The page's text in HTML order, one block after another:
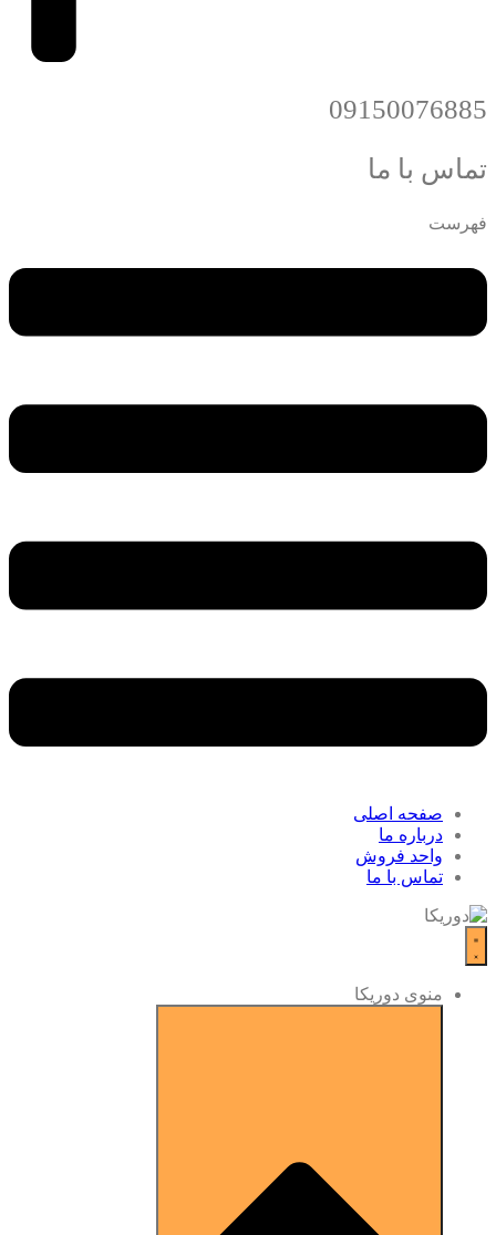
09150076885
تماس با ما
فهرست
صفحه اصلی
درباره ما
واحد فروش
تماس با ما
منوی دوریکا